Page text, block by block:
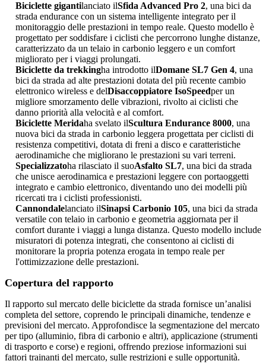
Biciclette gigantilanciato ilSfida Advanced Pro 2, una bici da
strada endurance con un sistema intelligente integrato per il
monitoraggio delle prestazioni in tempo reale. Questo modello è
progettato per soddisfare i ciclisti che percorrono lunghe distanze,
caratterizzato da un telaio in carbonio leggero e un comfort
migliorato per i viaggi prolungati.
Biciclette da trekkingha introdotto ilDomane SL7 Gen 4, una
bici da strada ad alte prestazioni dotata del più recente cambio
elettronico wireless e delDisaccoppiatore IsoSpeedper un
migliore smorzamento delle vibrazioni, rivolto ai ciclisti che
danno priorità alla velocità e al comfort.
Biciclette Meridaha svelato ilScultura Endurance 8000, una
nuova bici da strada in carbonio leggera progettata per ciclisti di
resistenza competitivi, dotata di freni a disco e caratteristiche
aerodinamiche che migliorano le prestazioni su vari terreni.
Specializzatoha rilasciato il suoAsfalto SL7, una bici da strada
che unisce aerodinamica e prestazioni leggere con portaoggetti
integrato e cambio elettronico, diventando uno dei modelli più
ricercati tra i ciclisti professionisti.
Cannondalelanciato ilSinapsi Carbonio 105, una bici da strada
versatile con telaio in carbonio e geometria aggiornata per il
comfort durante i viaggi a lunga distanza. Questo modello include
misuratori di potenza integrati, che consentono ai ciclisti di
monitorare la propria potenza erogata in tempo reale per
l'ottimizzazione delle prestazioni.
Copertura del rapporto
Il rapporto sul mercato delle biciclette da strada fornisce un’analisi
completa del settore, coprendo le principali dinamiche, tendenze e
previsioni del mercato. Approfondisce la segmentazione del mercato
per tipo (alluminio, fibra di carbonio e altri), applicazione (strumenti
di trasporto e corse) e regioni, offrendo preziose informazioni sui
fattori trainanti del mercato, sulle restrizioni e sulle opportunità.